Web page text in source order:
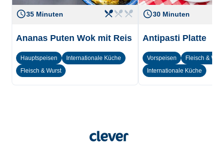
access_time35 Minuten
Level einfach
restaurant_menurestaurant_menurestaurant_menu
Ananas Puten Wok mit Reis
Hauptspeisen
Internationale Küche
Fleisch & Wurst
access_time30 Minuten
Level
Antipasti Platte
Vorspeisen
Fleisch &
Internationale Küche